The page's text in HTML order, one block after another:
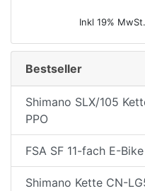
Inkl 19%
Bestseller
Shimano SLX/105
PPO
FSA SF 11-fach E-
Shimano Kette CN-